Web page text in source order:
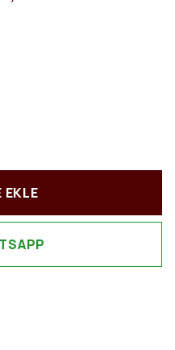
EKLE